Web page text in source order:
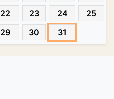
22 23 24
25
29 30 31